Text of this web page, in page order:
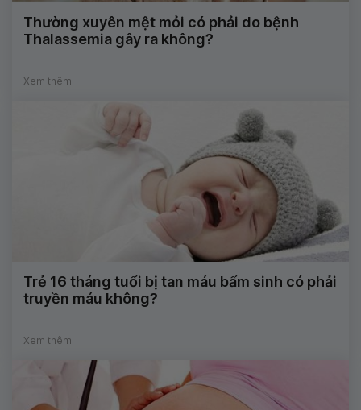
Thường xuyên mệt mỏi có phải do bệnh
Thalassemia gây ra không?
Xem thêm
Trẻ 16 tháng tuổi bị tan máu bẩm sinh có phải
truyền máu không?
Xem thêm